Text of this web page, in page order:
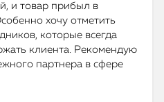
и товар прибыл в
хочу отметить
которые всегда
клиента. Рекомендую
партнера в сфере